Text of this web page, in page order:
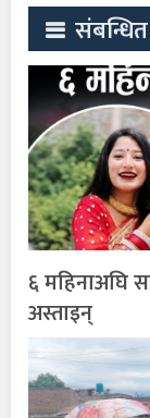
६ महिनाअघि
अस्ताइन्